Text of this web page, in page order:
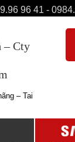
96 41 -
– Cty
– Tai